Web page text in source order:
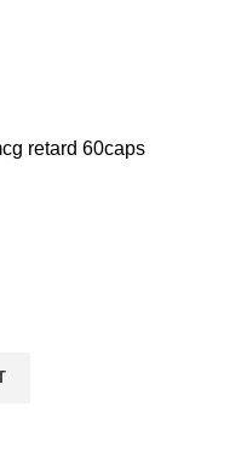
retard 60caps